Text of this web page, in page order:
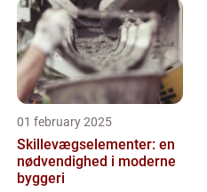
01 february 2025
Skillevægselementer: en
nødvendighed i moderne
byggeri